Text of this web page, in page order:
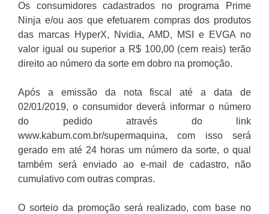
Os consumidores cadastrados no programa Prime
Ninja e/ou aos que efetuarem compras dos produtos
das marcas HyperX, Nvidia, AMD, MSI e EVGA no
valor igual ou superior a R$ 100,00 (cem reais) terão
direito ao número da sorte em dobro na promoção.
Após a emissão da nota fiscal até a data de
02/01/2019, o consumidor deverá informar o número
do pedido através do link
www.kabum.com.br/supermaquina, com isso será
gerado em até 24 horas um número da sorte, o qual
também será enviado ao e-mail de cadastro, não
cumulativo com outras compras.
O sorteio da promoção será realizado, com base no